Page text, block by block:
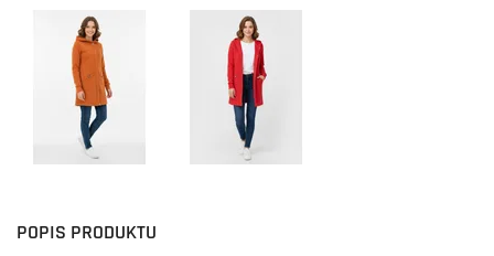
POPIS PRODUKTU